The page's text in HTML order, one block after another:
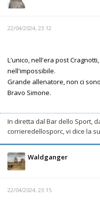
22/04/2024, 23:12
L'unico, nell'era post
nell'impossibile.
Grande allenatore, non ci
Bravo Simone.
In diretta dal Bar dello Sport,
corrieredellosporc, vi dice la
Waldganger
22/04/2024, 23:15